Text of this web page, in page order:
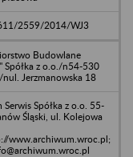
2559/2014/WJ3
Budowlane
Spółka z o.o./n54-530
nul. Jerzmanowska 18
Spółka z o.o. 55-
Śląski, ul. Kolejowa
www.archiwum.wroc.pl;